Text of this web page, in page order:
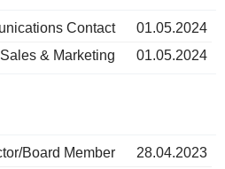
Contact
01.05.2024
Sales & Marketing
01.05.2024
Board Member
28.04.2023